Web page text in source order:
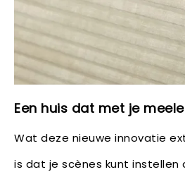
Een huis dat met je
Wat deze nieuwe innovatie
is dat je scènes kunt instellen